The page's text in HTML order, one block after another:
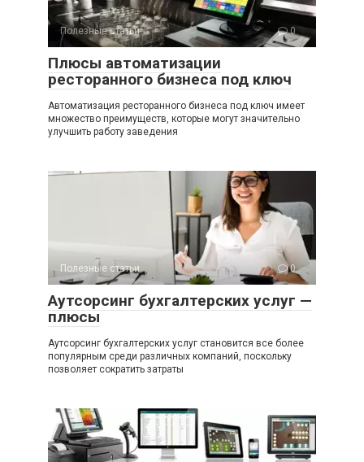
Полезные статьи 0
Плюсы автоматизации
ресторанного бизнеса под ключ
Автоматизация ресторанного бизнеса под ключ имеет
множество преимуществ, которые могут значительно
улучшить работу заведения
Полезные статьи 0
Аутсорсинг бухгалтерских услуг —
плюсы
Аутсорсинг бухгалтерских услуг становится все более
популярным среди различных компаний, поскольку
позволяет сократить затраты